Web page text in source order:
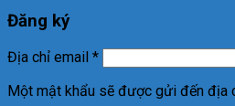
Đăng ký
Địa chỉ email *
Một mật khẩu sẽ được gửi đến địa